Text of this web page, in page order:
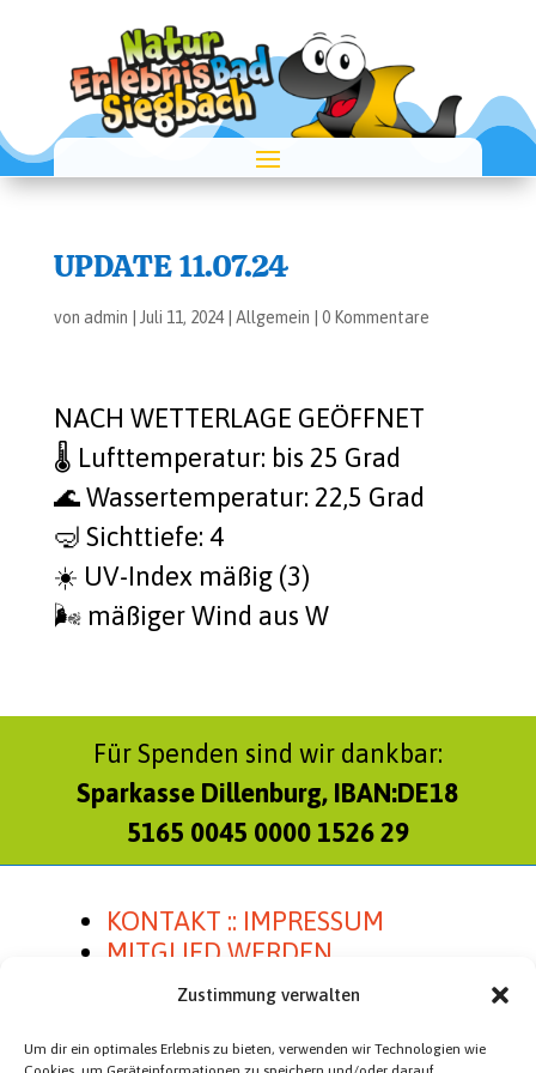
Zustimmung verwalten
Um dir ein optimales Erlebnis zu bieten, verwenden wir Technologien wie
UPDATE 11.07.24
von admin Juli 11, 2024| Allgemein 0 Kommentare
NACH WETTERLAGE GEÖFFNET
🌡️ Luft­tem­pe­ra­tur: bis 25 Grad
🌊 Was­ser­tem­pe­ra­tur: 22,5 Grad
🤿 Sicht­tie­fe: 4
☀️ UV-Index mäßig (3)
🌬️ mäßi­ger Wind aus W
Für Spenden sind wir dankbar:
Sparkasse Dillenburg, IBAN:DE18
5165 0045 0000 1526 29
KONTAKT :: IMPRESSUM
MITGLIED WERDEN
SATZUNG